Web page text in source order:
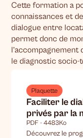
Cette formation a
connaissances et
dialogue entre
permet donc de
le diagnostic socio-
Plaquette
Faciliter le
privés par la
PDF - 4483Ko
Découvrez le